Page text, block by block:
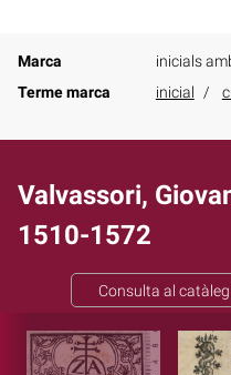
Marca
inicials
Terme marca
inicial
Valvassori,
1510-1572
Consulta al catàleg